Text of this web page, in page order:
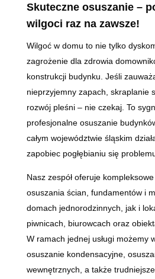
Skuteczne osuszanie –
wilgoci raz na zawsze!
Wilgoć w domu to nie tylko
zagrożenie dla zdrowia
konstrukcji budynku. Jeśli
nieprzyjemny zapach, skraplanie
rozwój pleśni – nie czekaj. To
profesjonalne osuszanie
całym województwie śląskim
zapobiec pogłębianiu się
Nasz zespół oferuje
osuszania ścian, fundamentów i
domach jednorodzinnych, jak i
piwnicach, biurowcach oraz
W ramach jednej usługi możemy
osuszanie kondensacyjne,
wewnętrznych, a także